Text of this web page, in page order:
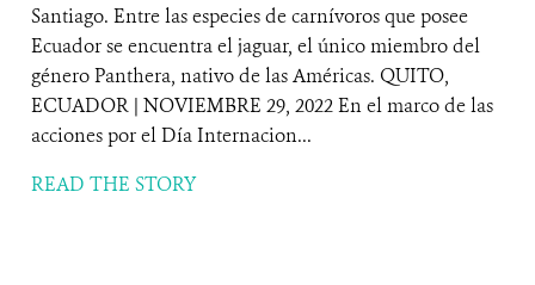
Santiago. Entre las especies de carnívoros que posee
Ecuador se encuentra el jaguar, el único miembro del
género Panthera, nativo de las Américas. QUITO,
ECUADOR | NOVIEMBRE 29, 2022 En el marco de las
acciones por el Día Internacion...
READ THE STORY